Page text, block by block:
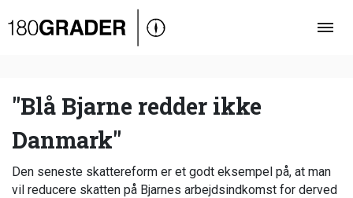
Oversigt
Debat
Video
Podcast
"Blå Bjarne redder ikke
Danmark"
Den seneste skattereform er et godt eksempel på, at man
vil reducere skatten på Bjarnes arbejdsindkomst for derved